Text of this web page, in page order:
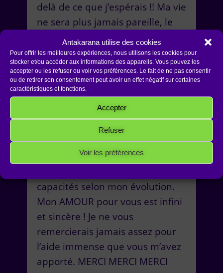
Antakarana utilise des cookies
Pour offrir les meilleures expériences, nous utilisons les cookies pour
stocker et/ou accéder aux informations des appareils. Vous pouvez les
accepter ou les refuser ou voir vos préférences. Le fait de ne pas consentir
ou de retirer son consentement peut avoir un effet négatif sur certaines
caractéristiques et fonctions.
Accepter
Refuser
Voir les préférences
delà de ce que j’espérais !! Ma vie
ne sera plus jamais pareille, le
bonheur, la lumière, mon enfant
intérieur, l’AMOUR et l’ouverture
seront toujours présent. Jean-
Jacques et Yvette ont toujours
été présents et attentionné afin
de nous protéger, nous guider et
permettre une totale ouverture.
Je tiens aussi à remercier Jacques
du fond du cœur car j’ai pu
capacités selon mon évolution.
Mon AMOUR pour vous est infini
et sincère ! Je ne vous
remercierais jamais assez pour
l’aide immense que vous m’avez
apporté. MERCI MERCI MERCI